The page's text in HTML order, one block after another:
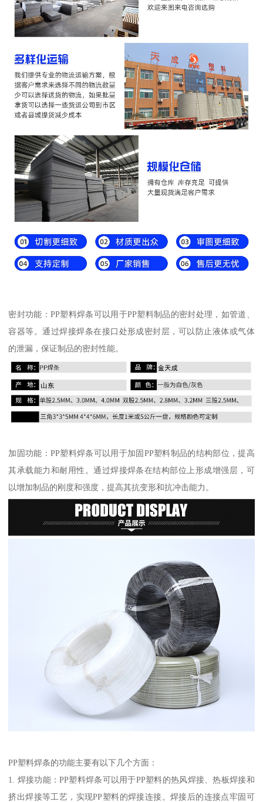
密封功能：PP塑料焊条可以用于PP塑料制品的密封处理，如管道、
容器等。通过焊接焊条在接口处形成密封层，可以防止液体或气体
的泄漏，保证制品的密封性能。
加固功能：PP塑料焊条可以用于加固PP塑料制品的结构部位，提高
其承载能力和耐用性。通过焊接焊条在结构部位上形成增强层，可
以增加制品的刚度和强度，提高其抗变形和抗冲击能力。
PP塑料焊条的功能主要有以下几个方面：
1. 焊接功能：PP塑料焊条可以用于PP塑料的热风焊接、热板焊接和
挤出焊接等工艺，实现PP塑料的焊接连接。焊接后的连接点牢固可